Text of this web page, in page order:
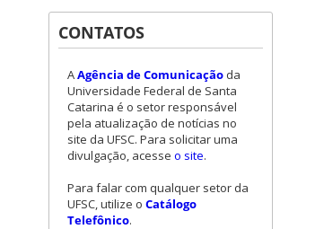
CONTATOS
AAgência de Comunicação da
Universidade Federal de Santa
Catarina é o setor responsável
pela atualização de notícias no
site da UFSC. Para solicitar uma
divulgação, acesse o site.
Para falar com qualquer setor da
UFSC, utilize o Catálogo
Telefônico.